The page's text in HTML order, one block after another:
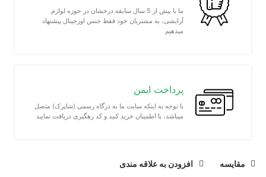
ما با بیش از 5 سال سابقه درخشان در حوزه لوازم
آرایشی، به مشتریان خود فقط جنس اورجینال پیشنهاد
میدهیم
پرداخت ایمن
با توجه به اینکه سایت ما به درگاه رسمی (شاپرک) متصل
میباشد، با اطمینان خرید کنید و کد رهگیری دریافت نمایید
مقايسه افزودن به علاقه مندی